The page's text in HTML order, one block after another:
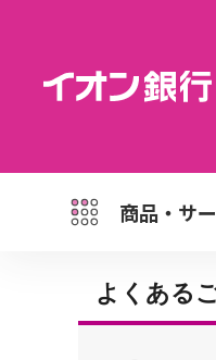
商品・サ
よくある